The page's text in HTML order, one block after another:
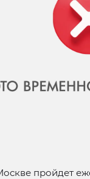
пройдет